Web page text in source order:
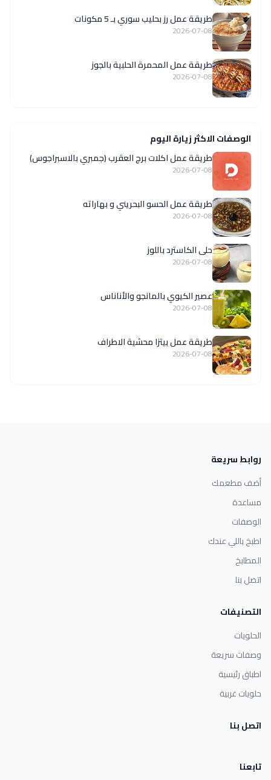
طريقة عمل رز بحليب سوري بـ 5 مكونات
2026-07-08
طريقة عمل المحمرة الحلبية بالجوز
2026-07-08
الوصفات الاكثر زيارة اليوم
طريقة عمل اكلات برج العقرب (جمبري بالاسبراجوس)
2026-07-08
طريقة عمل الحسو البحريني و بهاراته
2026-07-08
حلى الكاسترد باللوز
2026-07-08
عصير الكيوي بالمانجو والأناناس
2026-07-08
طريقة عمل بيتزا محشية الاطراف
2026-07-08
روابط سريعة
أضف مطعمك
مساعدة
الوصفات
اطبخ باللي عندك
المطابخ
اتصل بنا
التصنيفات
الحلويات
وصفات سريعة
اطباق رئيسية
حلويات غربية
اتصل بنا
تابعنا